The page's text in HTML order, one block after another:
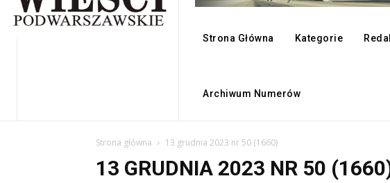
Strona Główna Kategorie
Archiwum Numerów
Strona główna 13 grudnia 2023 nr 50 (1660)
13 GRUDNIA 2023 NR 50